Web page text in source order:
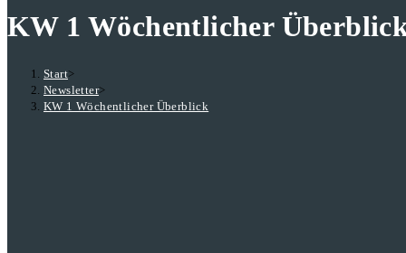
KW 1 Wöchentlicher
Start>
Newsletter>
KW 1 Wöchentlicher Überblick